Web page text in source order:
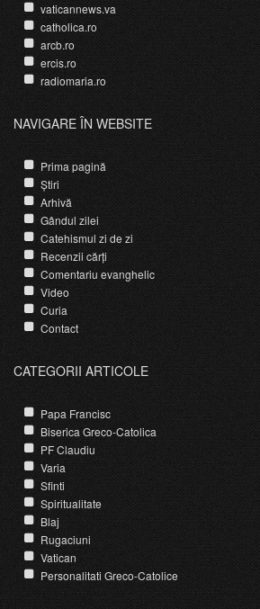
vaticannews.va
catholica.ro
arcb.ro
ercis.ro
radiomaria.ro
NAVIGARE ÎN WEBSITE
Prima pagină
Știri
Arhivă
Gândul zilei
Catehismul zi de zi
Recenzii cărți
Comentariu evanghelic
Video
Curia
Contact
CATEGORII ARTICOLE
Papa Francisc
Biserica Greco-Catolica
PF Claudiu
Varia
Sfinti
Spiritualitate
Blaj
Rugaciuni
Vatican
Personalitati Greco-Catolice